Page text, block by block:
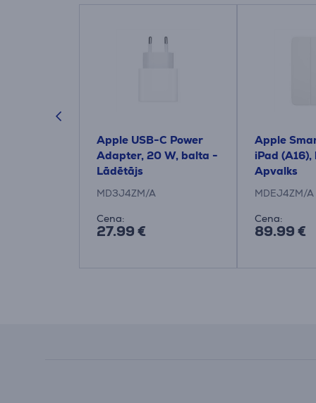
Apple USB-C Power
Adapter, 20 W, balta -
Lādētājs
MD3J4ZM/A
Cena:
27.99 €
Apple
iPad
Apvalks
MDEJ4ZM/A
Cena:
89.99 €